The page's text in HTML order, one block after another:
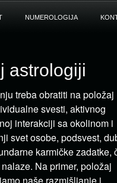
NUMEROLOGIJA
astrologiji
treba obratiti na položaj
svesti, aktivnog
interakciji sa okolinom i
svet osobe, podsvest,
karmičke zadatke,
Na primer, položaj